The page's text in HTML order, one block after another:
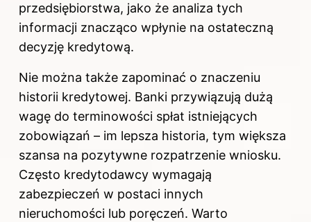
przedsiębiorstwa, jako że analiza tych
informacji znacząco wpłynie na ostateczną
decyzję kredytową.
Nie można także zapominać o znaczeniu
historii kredytowej. Banki przywiązują dużą
wagę do terminowości spłat istniejących
zobowiązań – im lepsza historia, tym większa
szansa na pozytywne rozpatrzenie wniosku.
Często kredytodawcy wymagają
zabezpieczeń w postaci innych
nieruchomości lub poręczeń. Warto